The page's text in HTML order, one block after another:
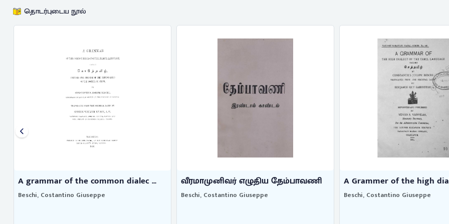
தொடர்புடைய நூல்
வீரமாமுனிவர் எழுதிய தேம்பாவணி
Beschi, Costantino Giuseppe
A Grammer of the high dialect ...
Beschi, Costantino Giuseppe
செந்தமிழ்த்தேசிகரும்
Beschi, Costantino Giuseppe